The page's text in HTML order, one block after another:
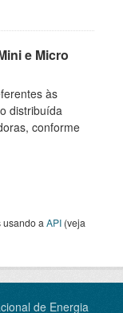
e Micro
às
distribuída
conforme
usando a API (veja
de Energia